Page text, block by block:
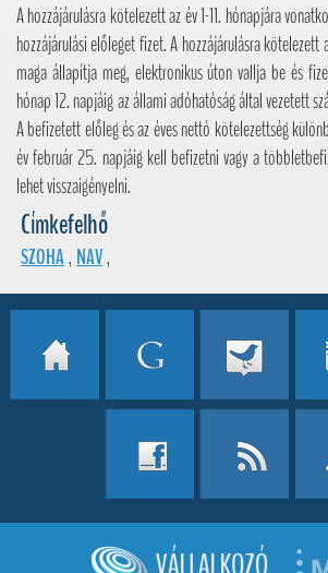
A hozzájárulásra kötelezett az év 1-11. hónapjára
hozzájárulási előleget fizet. A hozzájárulásra kötelezett
maga állapítja meg, elektronikus úton vallja be és
hónap 12. napjáig az állami adóhatóság által vezetett
A befizetett előleg és az éves nettó kötelezettség
év február 25. napjáig kell befizetni vagy a
lehet visszaigényelni.
Címkefelhő
SZOHA, NAV,